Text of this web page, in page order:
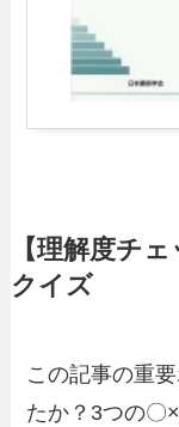
【理解度チ
クイズ
この記事の重
たか？3つの〇